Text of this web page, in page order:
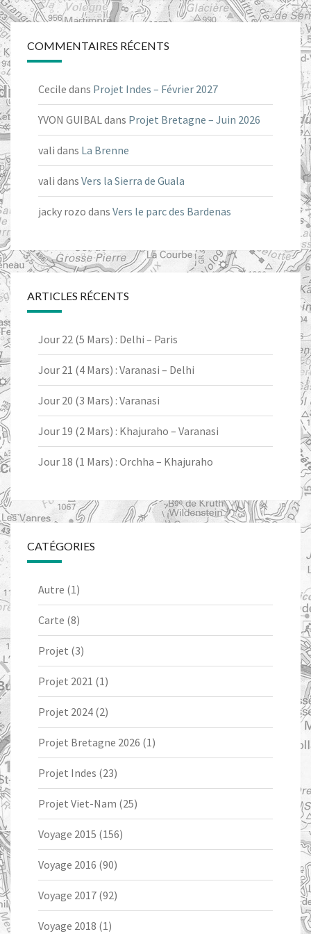
COMMENTAIRES RÉCENTS
Cecile dans Projet Indes – Février 2027
YVON GUIBAL dans Projet Bretagne – Juin 2026
vali dans La Brenne
vali dans Vers la Sierra de Guala
jacky rozo dans Vers le parc des Bardenas
ARTICLES RÉCENTS
Jour 22 (5 Mars) : Delhi – Paris
Jour 21 (4 Mars) : Varanasi – Delhi
Jour 20 (3 Mars) : Varanasi
Jour 19 (2 Mars) : Khajuraho – Varanasi
Jour 18 (1 Mars) : Orchha – Khajuraho
CATÉGORIES
Autre (1)
Carte (8)
Projet (3)
Projet 2021 (1)
Projet 2024 (2)
Projet Bretagne 2026 (1)
Projet Indes (23)
Projet Viet-Nam (25)
Voyage 2015 (156)
Voyage 2016 (90)
Voyage 2017 (92)
Voyage 2018 (1)